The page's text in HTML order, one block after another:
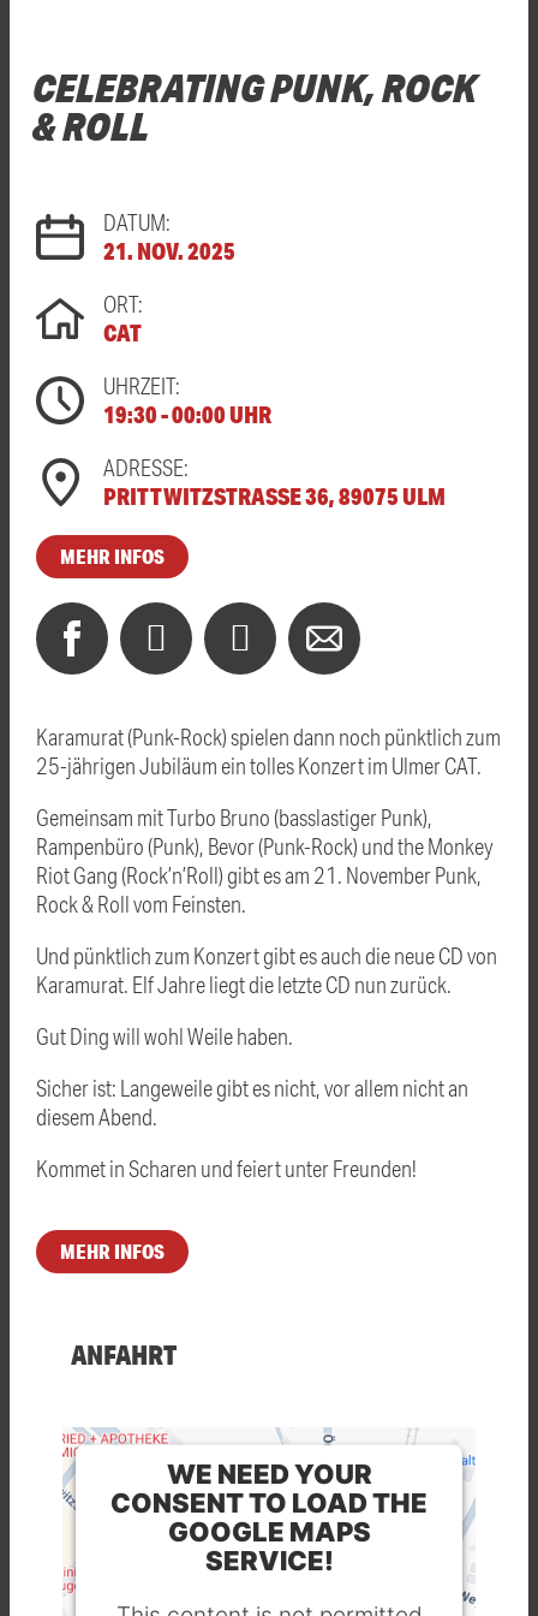
CELEBRATING PUNK, ROCK
& ROLL
DATUM:
21. NOV. 2025
ORT:
CAT
UHRZEIT:
19:30 - 00:00 UHR
ADRESSE:
PRITTWITZSTRASSE 36, 89075 ULM
MEHR INFOS
Karamurat (Punk-Rock) spielen dann noch pünktlich zum
25-jährigen Jubiläum ein tolles Konzert im Ulmer CAT.
Gemeinsam mit Turbo Bruno (basslastiger Punk),
Rampenbüro (Punk), Bevor (Punk-Rock) und the Monkey
Riot Gang (Rock’n’Roll) gibt es am 21. November Punk,
Rock & Roll vom Feinsten.
Und pünktlich zum Konzert gibt es auch die neue CD von
Karamurat. Elf Jahre liegt die letzte CD nun zurück.
Gut Ding will wohl Weile haben.
Sicher ist: Langeweile gibt es nicht, vor allem nicht an
diesem Abend.
Kommet in Scharen und feiert unter Freunden!
MEHR INFOS
ANFAHRT
WE NEED YOUR
CONSENT TO LOAD THE
GOOGLE MAPS
SERVICE!